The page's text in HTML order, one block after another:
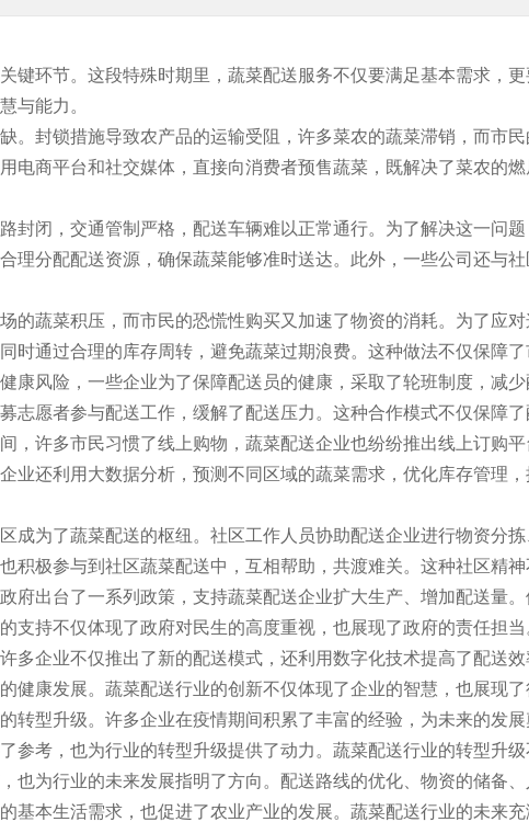
键环节。这段特殊时期里，蔬菜配送服务不仅要满足基本需求，
与能力。
。封锁措施导致农产品的运输受阻，许多菜农的蔬菜滞销，而市
电商平台和社交媒体，直接向消费者预售蔬菜，既解决了菜农的
封闭，交通管制严格，配送车辆难以正常通行。为了解决这一问
理分配配送资源，确保蔬菜能够准时送达。此外，一些公司还与
的蔬菜积压，而市民的恐慌性购买又加速了物资的消耗。为了应
时通过合理的库存周转，避免蔬菜过期浪费。这种做法不仅保障
康风险，一些企业为了保障配送员的健康，采取了轮班制度，减
志愿者参与配送工作，缓解了配送压力。这种合作模式不仅保障
，许多市民习惯了线上购物，蔬菜配送企业也纷纷推出线上订购
业还利用大数据分析，预测不同区域的蔬菜需求，优化库存管理
成为了蔬菜配送的枢纽。社区工作人员协助配送企业进行物资分
积极参与到社区蔬菜配送中，互相帮助，共渡难关。这种社区精
府出台了一系列政策，支持蔬菜配送企业扩大生产、增加配送量
持不仅体现了政府对民生的高度重视，也展现了政府的责任担当
多企业不仅推出了新的配送模式，还利用数字化技术提高了配送
健康发展。蔬菜配送行业的创新不仅体现了企业的智慧，也展现了
转型升级。许多企业在疫情期间积累了丰富的经验，为未来的发
参考，也为行业的转型升级提供了动力。蔬菜配送行业的转型升
也为行业的未来发展指明了方向。配送路线的优化、物资的储备
基本生活需求，也促进了农业产业的发展。蔬菜配送行业的未来